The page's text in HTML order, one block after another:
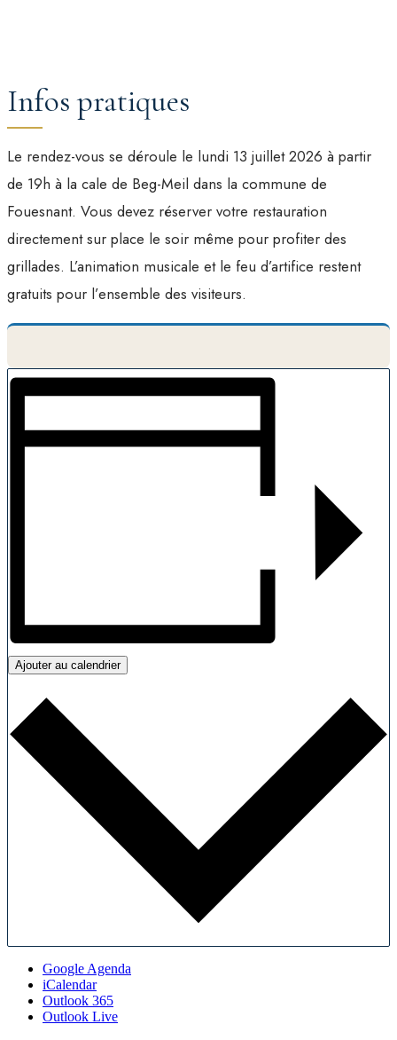
Infos pratiques
Le rendez-vous se déroule le lundi 13 juillet 2026 à partir
de 19h à la cale de Beg-Meil dans la commune de
Fouesnant. Vous devez réserver votre restauration
directement sur place le soir même pour profiter des
grillades. L’animation musicale et le feu d’artifice restent
gratuits pour l’ensemble des visiteurs.
Ajouter au calendrier
Google Agenda
iCalendar
Outlook 365
Outlook Live